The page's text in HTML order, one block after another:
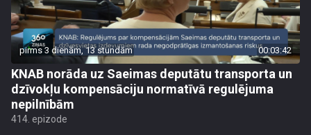
pirms 3 dienām, 13 stundām 00:03:42
KNAB norāda uz Saeimas deputātu transporta un
dzīvokļu kompensāciju normatīvā regulējuma
nepilnībām
414. epizode